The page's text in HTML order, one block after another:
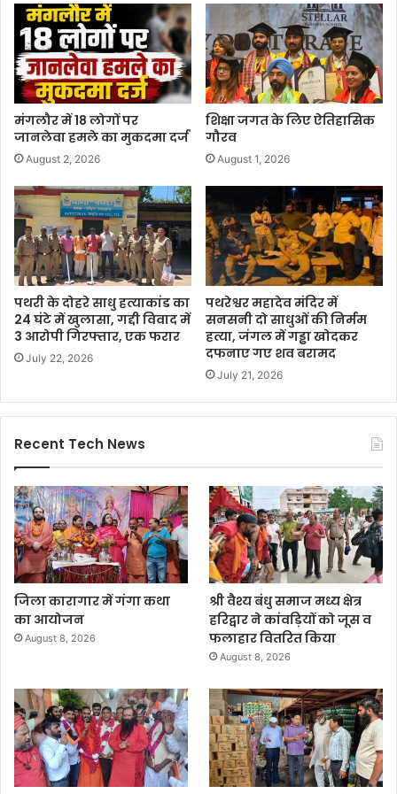
मंगलौर में 18 लोगों पर
जानलेवा हमले का मुकदमा दर्ज
August 2, 2026
शिक्षा जगत के लिए ऐतिहासिक
गौरव
August 1, 2026
पथरी के दोहरे साधु हत्याकांड का
24 घंटे में खुलासा, गद्दी विवाद में
3 आरोपी गिरफ्तार, एक फरार
July 22, 2026
पथरेश्वर महादेव मंदिर में
सनसनी दो साधुओं की निर्मम
हत्या, जंगल में गड्ढा खोदकर
दफनाए गए शव बरामद
July 21, 2026
Recent Tech News
जिला कारागार में गंगा कथा
का आयोजन
August 8, 2026
श्री वैश्य बंधु समाज मध्य क्षेत्र
हरिद्वार ने कांवड़ियों को जूस व
फलाहार वितरित किया
August 8, 2026